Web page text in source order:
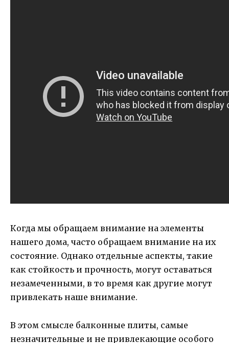
Когда мы обращаем внимание на элементы
нашего дома, часто обращаем внимание на их
состояние. Однако отдельные аспекты, такие
как стойкость и прочность, могут оставаться
незамеченными, в то время как другие могут
привлекать наше внимание.
В этом смысле балконные плиты, самые
незначительные и не привлекающие особого